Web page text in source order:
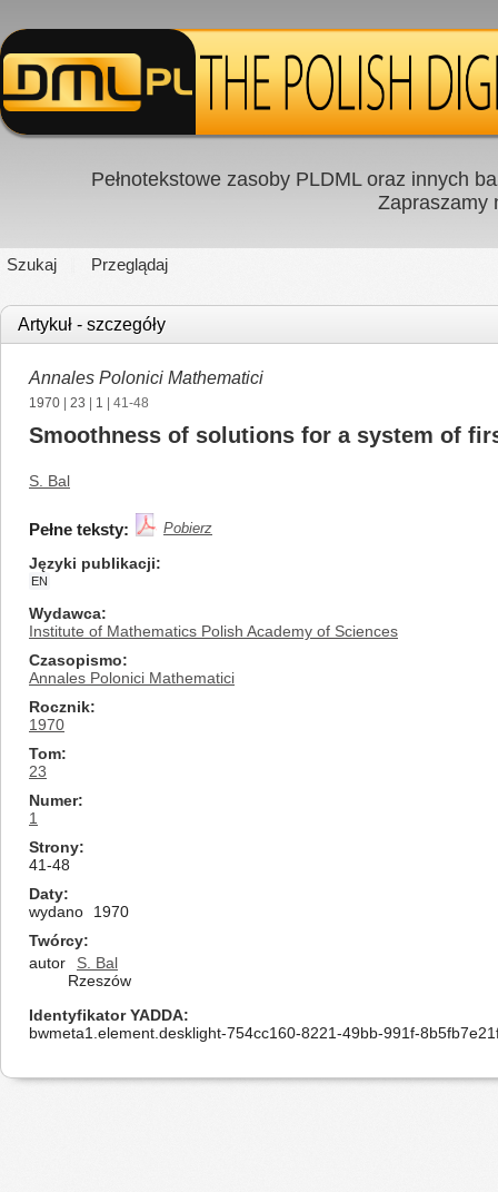
Pełnotekstowe zasoby PLDML oraz innych
Zapraszamy
Szukaj Przeglądaj
Artykuł - szczegóły
Annales Polonici Mathematici
1970 23 1 | 41-48
Smoothness of solutions for a system of
S. Bal
Pełne teksty: Pobierz
Języki publikacji
EN
Wydawca
Institute of Mathematics Polish Academy of Sciences
Czasopismo
Annales Polonici Mathematici
Rocznik
1970
Tom
23
Numer
1
Strony
41-48
Daty
wydano
1970
Twórcy
autor
S. Bal
Rzeszów
Identyfikator YADDA
bwmeta1.element.desklight-754cc160-8221-49bb-991f-